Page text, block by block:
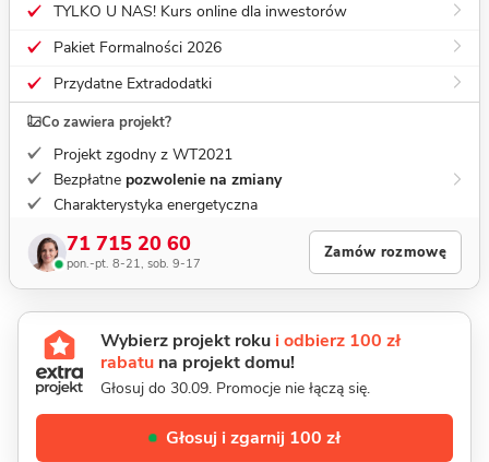
TYLKO U NAS! Kurs online dla inwestorów
Pakiet Formalności 2026
Przydatne Extradodatki
Co zawiera projekt?
Projekt zgodny z WT2021
Bezpłatne pozwolenie na zmiany
Charakterystyka energetyczna
71 715 20 60
pon.-pt. 8-21, sob. 9-17
Zamów rozmowę
Wybierz projekt roku i odbierz 100 zł
rabatu na projekt domu!
Głosuj do 30.09. Promocje nie łączą się.
Głosuj i zgarnij 100 zł